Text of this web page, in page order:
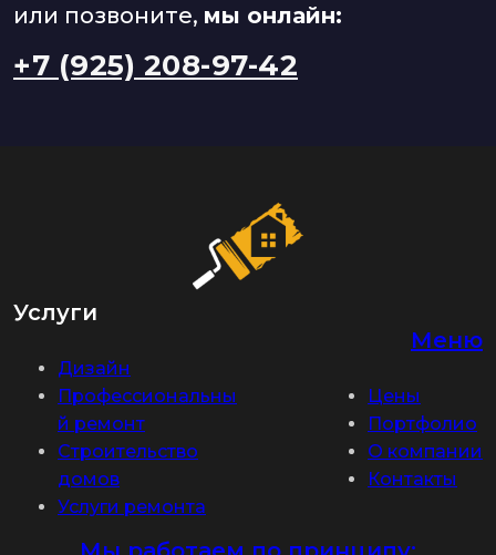
или позвоните, мы онлайн:
+7 (925) 208-97-42
Услуги
Дизайн
Профессиональны
й ремонт
Строительство
домов
Услуги ремонта
Меню
Цены
Портфолио
О компании
Контакты